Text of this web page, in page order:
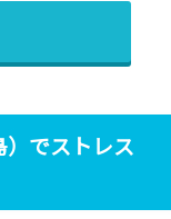
）でストレス